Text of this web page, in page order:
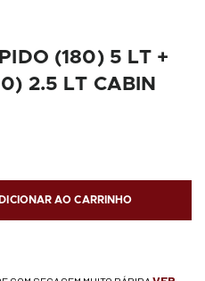
(180) 5 LT +
2.5 LT CABIN
AO CARRINHO